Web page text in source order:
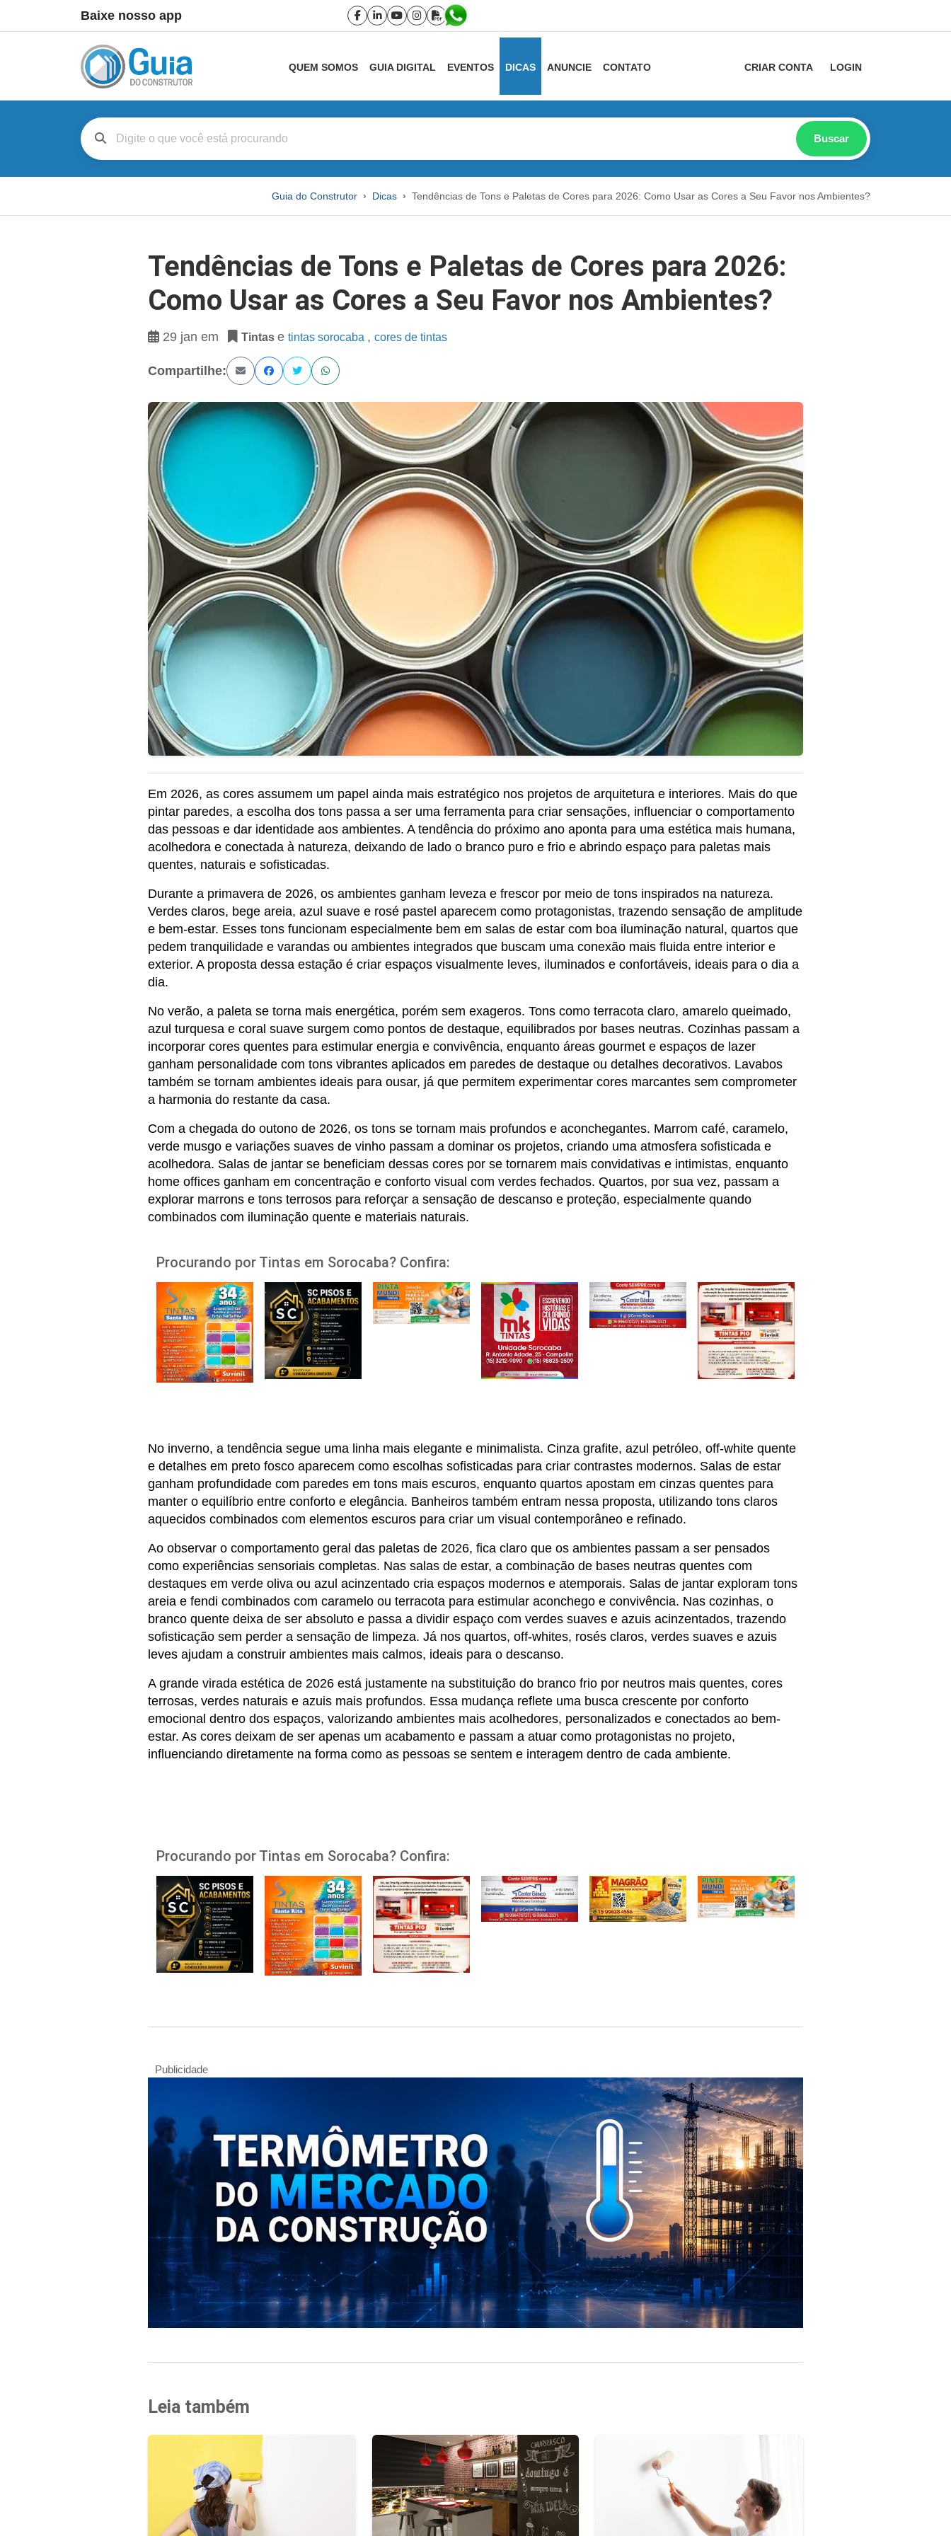
Baixe nosso app
QUEM SOMOS GUIA DIGITAL EVENTOS DICAS ANUNCIE CONTATO CRIAR CONTA LOGIN
Buscar
Guia do Construtor Dicas Tendências de Tons e Paletas de Cores para 2026: Como Usar as Cores a Seu Favor nos Ambientes?
Tendências de Tons e Paletas de Cores para 2026:
Como Usar as Cores a Seu Favor nos Ambientes?
29 jan em Tintas e tintas sorocaba , cores de tintas
Compartilhe:
Em 2026, as cores assumem um papel ainda mais estratégico nos projetos de arquitetura e interiores. Mais do que
pintar paredes, a escolha dos tons passa a ser uma ferramenta para criar sensações, influenciar o comportamento
das pessoas e dar identidade aos ambientes. A tendência do próximo ano aponta para uma estética mais humana,
acolhedora e conectada à natureza, deixando de lado o branco puro e frio e abrindo espaço para paletas mais
quentes, naturais e sofisticadas.
Durante a primavera de 2026, os ambientes ganham leveza e frescor por meio de tons inspirados na natureza.
Verdes claros, bege areia, azul suave e rosé pastel aparecem como protagonistas, trazendo sensação de amplitude
e bem-estar. Esses tons funcionam especialmente bem em salas de estar com boa iluminação natural, quartos que
pedem tranquilidade e varandas ou ambientes integrados que buscam uma conexão mais fluida entre interior e
exterior. A proposta dessa estação é criar espaços visualmente leves, iluminados e confortáveis, ideais para o dia a
dia.
No verão, a paleta se torna mais energética, porém sem exageros. Tons como terracota claro, amarelo queimado,
azul turquesa e coral suave surgem como pontos de destaque, equilibrados por bases neutras. Cozinhas passam a
incorporar cores quentes para estimular energia e convivência, enquanto áreas gourmet e espaços de lazer
ganham personalidade com tons vibrantes aplicados em paredes de destaque ou detalhes decorativos. Lavabos
também se tornam ambientes ideais para ousar, já que permitem experimentar cores marcantes sem comprometer
a harmonia do restante da casa.
Com a chegada do outono de 2026, os tons se tornam mais profundos e aconchegantes. Marrom café, caramelo,
verde musgo e variações suaves de vinho passam a dominar os projetos, criando uma atmosfera sofisticada e
acolhedora. Salas de jantar se beneficiam dessas cores por se tornarem mais convidativas e intimistas, enquanto
home offices ganham em concentração e conforto visual com verdes fechados. Quartos, por sua vez, passam a
explorar marrons e tons terrosos para reforçar a sensação de descanso e proteção, especialmente quando
combinados com iluminação quente e materiais naturais.
Procurando por Tintas em Sorocaba? Confira:
No inverno, a tendência segue uma linha mais elegante e minimalista. Cinza grafite, azul petróleo, off-white quente
e detalhes em preto fosco aparecem como escolhas sofisticadas para criar contrastes modernos. Salas de estar
ganham profundidade com paredes em tons mais escuros, enquanto quartos apostam em cinzas quentes para
manter o equilíbrio entre conforto e elegância. Banheiros também entram nessa proposta, utilizando tons claros
aquecidos combinados com elementos escuros para criar um visual contemporâneo e refinado.
Ao observar o comportamento geral das paletas de 2026, fica claro que os ambientes passam a ser pensados
como experiências sensoriais completas. Nas salas de estar, a combinação de bases neutras quentes com
destaques em verde oliva ou azul acinzentado cria espaços modernos e atemporais. Salas de jantar exploram tons
areia e fendi combinados com caramelo ou terracota para estimular aconchego e convivência. Nas cozinhas, o
branco quente deixa de ser absoluto e passa a dividir espaço com verdes suaves e azuis acinzentados, trazendo
sofisticação sem perder a sensação de limpeza. Já nos quartos, off-whites, rosés claros, verdes suaves e azuis
leves ajudam a construir ambientes mais calmos, ideais para o descanso.
A grande virada estética de 2026 está justamente na substituição do branco frio por neutros mais quentes, cores
terrosas, verdes naturais e azuis mais profundos. Essa mudança reflete uma busca crescente por conforto
emocional dentro dos espaços, valorizando ambientes mais acolhedores, personalizados e conectados ao bem-
estar. As cores deixam de ser apenas um acabamento e passam a atuar como protagonistas no projeto,
influenciando diretamente na forma como as pessoas se sentem e interagem dentro de cada ambiente.
Procurando por Tintas em Sorocaba? Confira:
Publicidade
Leia também